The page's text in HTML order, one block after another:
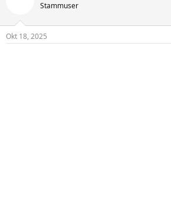
n
s
t
n
a
Stammuser
Okt 18, 2025